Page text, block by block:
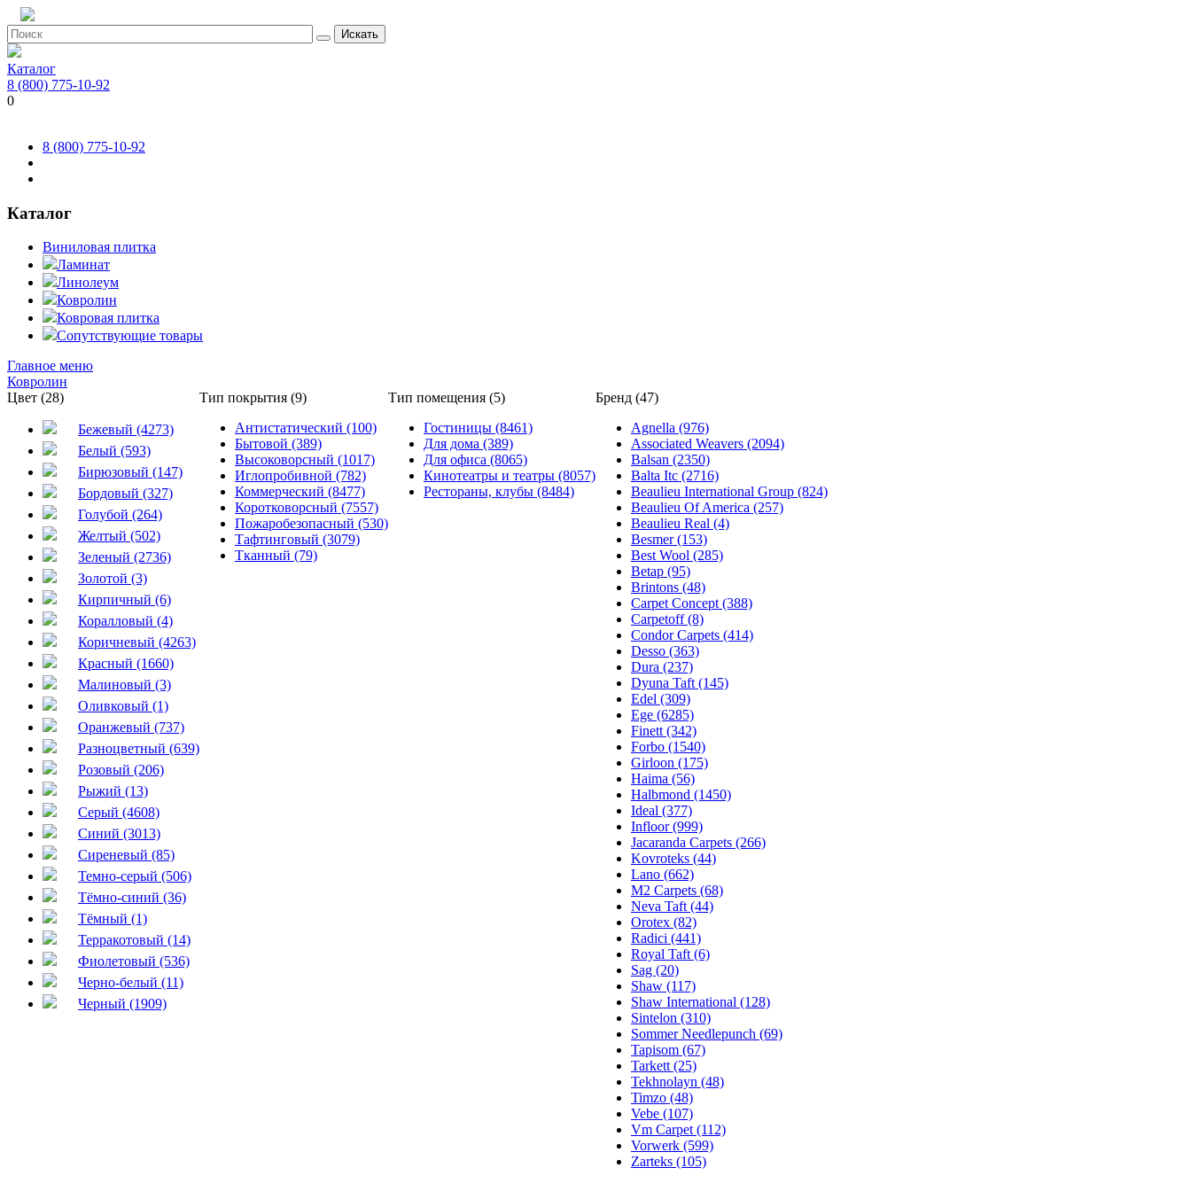
Искать
Каталог
8 (800) 775-10-92
0
8 (800) 775-10-92
Каталог
Виниловая плитка
Ламинат
Линолеум
Ковролин
Ковровая плитка
Сопутствующие товары
Главное меню
Ковролин
Цвет (28)
Бежевый (4273)
Белый (593)
Бирюзовый (147)
Бордовый (327)
Голубой (264)
Желтый (502)
Зеленый (2736)
Золотой (3)
Кирпичный (6)
Коралловый (4)
Коричневый (4263)
Красный (1660)
Малиновый (3)
Оливковый (1)
Оранжевый (737)
Разноцветный (639)
Розовый (206)
Рыжий (13)
Серый (4608)
Синий (3013)
Сиреневый (85)
Темно-серый (506)
Тёмно-синий (36)
Тёмный (1)
Терракотовый (14)
Фиолетовый (536)
Черно-белый (11)
Черный (1909)
Тип покрытия (9)
Антистатический (100)
Бытовой (389)
Высоковорсный (1017)
Иглопробивной (782)
Коммерческий (8477)
Коротковорсный (7557)
Пожаробезопасный (530)
Тафтинговый (3079)
Тканный (79)
Тип помещения (5)
Гостиницы (8461)
Для дома (389)
Для офиса (8065)
Кинотеатры и театры (8057)
Рестораны, клубы (8484)
Бренд (47)
Agnella (976)
Associated Weavers (2094)
Balsan (2350)
Balta Itc (2716)
Beaulieu International Group (824)
Beaulieu Of America (257)
Beaulieu Real (4)
Besmer (153)
Best Wool (285)
Betap (95)
Brintons (48)
Carpet Concept (388)
Carpetoff (8)
Condor Carpets (414)
Desso (363)
Dura (237)
Dyuna Taft (145)
Edel (309)
Ege (6285)
Finett (342)
Forbo (1540)
Girloon (175)
Haima (56)
Halbmond (1450)
Ideal (377)
Infloor (999)
Jacaranda Carpets (266)
Kovroteks (44)
Lano (662)
M2 Carpets (68)
Neva Taft (44)
Orotex (82)
Radici (441)
Royal Taft (6)
Sag (20)
Shaw (117)
Shaw International (128)
Sintelon (310)
Sommer Needlepunch (69)
Tapisom (67)
Tarkett (25)
Tekhnolayn (48)
Timzo (48)
Vebe (107)
Vm Carpet (112)
Vorwerk (599)
Zarteks (105)